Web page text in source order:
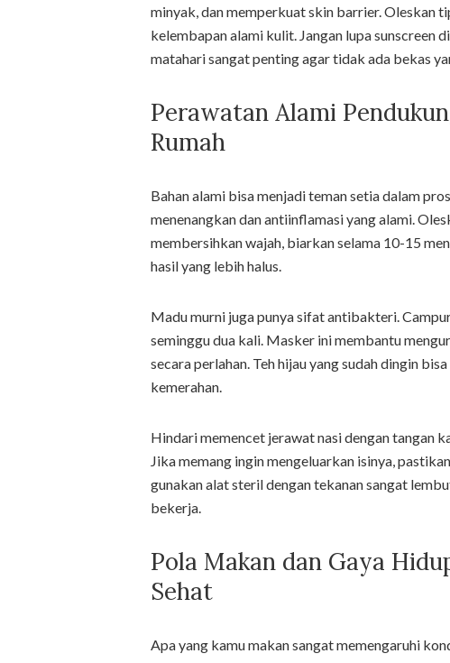
minyak, dan memperkuat skin barrier. Oleskan
kelembapan alami kulit. Jangan lupa sunscreen
matahari sangat penting agar tidak ada bekas
Perawatan Alami
Rumah
Bahan alami bisa menjadi teman setia dalam
menenangkan dan antiinflamasi yang alami.
membersihkan wajah, biarkan selama 10-15
hasil yang lebih halus.
Madu murni juga punya sifat antibakteri.
seminggu dua kali. Masker ini membantu
secara perlahan. Teh hijau yang sudah dingin
kemerahan.
Hindari memencet jerawat nasi dengan tangan
Jika memang ingin mengeluarkan isinya,
gunakan alat steril dengan tekanan sangat
bekerja.
Pola Makan dan Gaya
Sehat
Apa yang kamu makan sangat memengaruhi